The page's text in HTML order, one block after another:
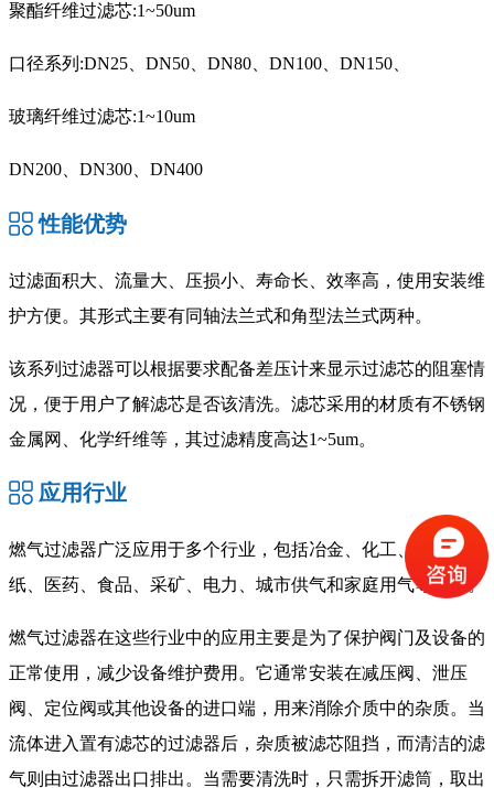
聚酯纤维过滤芯:1~50um
口径系列:DN25、DN50、DN80、DN100、DN150、
玻璃纤维过滤芯:1~10um
DN200、DN300、DN400
性能优势
过滤面积大、流量大、压损小、寿命长、效率高，使用安装维
护方便。其形式主要有同轴法兰式和角型法兰式两种。
该系列过滤器可以根据要求配备差压计来显示过滤芯的阻塞情
况，便于用户了解滤芯是否该清洗。滤芯采用的材质有不锈钢
金属网、化学纤维等，其过滤精度高达1~5um。
应用行业
燃气过滤器广泛应用于多个行业，包括冶金、化工、石油、造
纸、医药、食品、采矿、电力、城市供气和家庭用气等领域。
燃气过滤器在这些行业中的应用主要是为了保护阀门及设备的
正常使用，减少设备维护费用。它通常安装在减压阀、泄压
阀、定位阀或其他设备的进口端，用来消除介质中的杂质。当
流体进入置有滤芯的过滤器后，杂质被滤芯阻挡，而清洁的滤
气则由过滤器出口排出。当需要清洗时，只需拆开滤筒，取出